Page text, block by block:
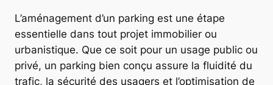
L’aménagement d’un parking est une étape
essentielle dans tout projet immobilier ou
urbanistique. Que ce soit pour un usage public ou
privé, un parking bien conçu assure la fluidité du
trafic, la sécurité des usagers et l’optimisation de